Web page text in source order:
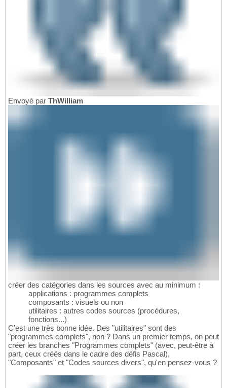
Envoyé par ThWilliam
créer des catégories dans les sources avec au minimum :
applications : programmes complets
composants : visuels ou non
utilitaires : autres codes sources (procédures,
fonctions...)
C'est une très bonne idée. Des "utilitaires" sont des
"programmes complets", non ? Dans un premier temps, on peut
créer les branches "Programmes complets" (avec, peut-être à
part, ceux créés dans le cadre des défis Pascal),
"Composants" et "Codes sources divers", qu'en pensez-vous ?